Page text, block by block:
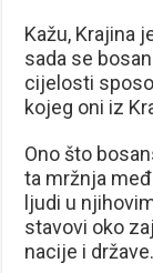
Kažu, Krajina
sada se
cijelosti
kojeg oni iz
Ono što
ta mržnja
ljudi u
stavovi oko
nacije i države.